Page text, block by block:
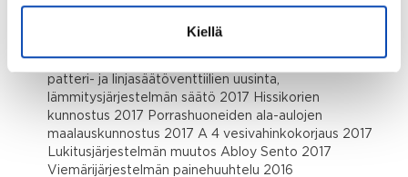
Kiellä
Kellaritilan ilmanvaihdon parannus 2020-2021
Palokatko tiivistykset kellarissa 2020 Mekaanisten
Ilmanvaihdon nuohous 2018 Lämmönvaihtimen sekä
patteri- ja linjasäätöventtiilien uusinta,
lämmitysjärjestelmän säätö 2017 Hissikorien
kunnostus 2017 Porrashuoneiden ala-aulojen
maalauskunnostus 2017 A 4 vesivahinkokorjaus 2017
Lukitusjärjestelmän muutos Abloy Sento 2017
Viemärijärjestelmän painehuuhtelu 2016